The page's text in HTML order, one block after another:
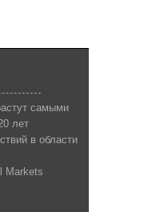
самыми
лет
в области
Markets